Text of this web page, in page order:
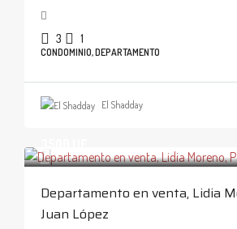
3 1
CONDOMINIO, DEPARTAMENTO
El Shadday
Departamento en venta, Lidia
Juan López